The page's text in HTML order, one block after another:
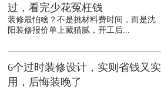
过，看完少花冤枉钱
装修最怕啥？不是挑材料费时间，而是沈
阳装修报价单上藏猫腻，开工后...
6个过时装修设计，实则省钱又实
用，后悔装晚了